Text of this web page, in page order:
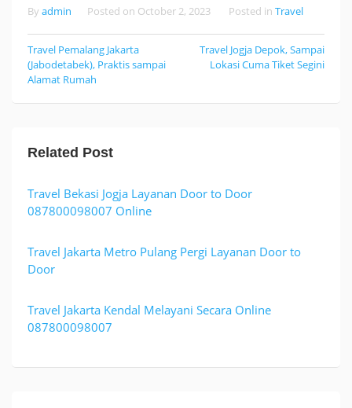
By admin Posted on October 2, 2023 Posted in Travel
Post
navigation
Travel Pemalang Jakarta
(Jabodetabek), Praktis sampai
Alamat Rumah
Travel Jogja Depok, Sampai
Lokasi Cuma Tiket Segini
Related Post
Travel Bekasi Jogja Layanan Door to Door
087800098007 Online
Travel Jakarta Metro Pulang Pergi Layanan Door to
Door
Travel Jakarta Kendal Melayani Secara Online
087800098007